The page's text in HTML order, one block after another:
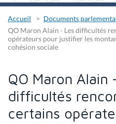
Accueil
Documents
QO Maron Alain - Les difficultés
opérateurs pour justifier les
cohésion sociale
QO Maron Alain
difficultés
certains